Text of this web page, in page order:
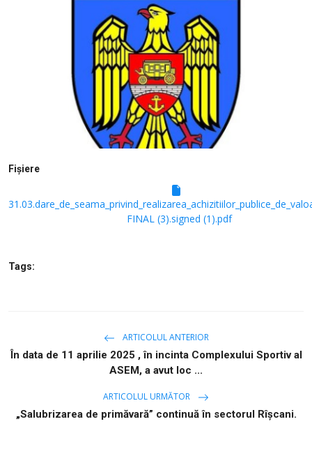
Sectorul Rîșcani
Căutați pe Internet
Fișiere
FINAL (3).signed (1).pdf
Tags:
ARTICOLUL ANTERIOR
În data de 11 aprilie 2025 , în incinta Complexului Sportiv al
ASEM, a avut loc ...
ARTICOLUL URMĂTOR
„Salubrizarea de primăvară” continuă în sectorul Rîșcani.